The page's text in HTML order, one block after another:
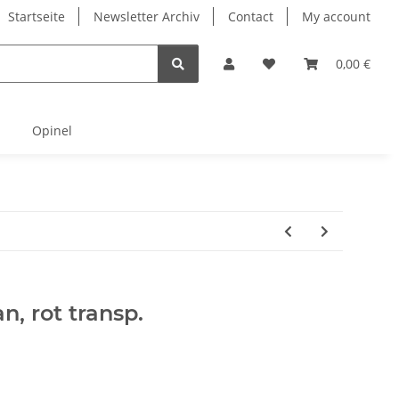
Startseite Newsletter Archiv Contact My account
0,00 €
Opinel
rot transp.